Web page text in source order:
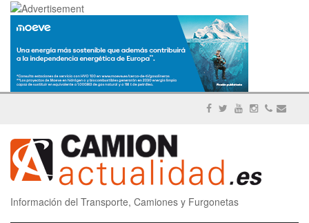
Información del Transporte, Camiones y Furgonetas